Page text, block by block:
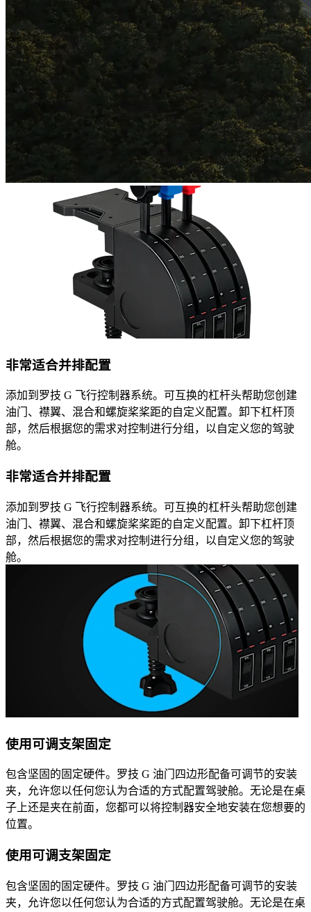
非常适合并排配置
添加到罗技 G 飞行控制器系统。可互换的杠杆头帮助您创建
油门、襟翼、混合和螺旋桨桨距的自定义配置。卸下杠杆顶
部，然后根据您的需求对控制进行分组，以自定义您的驾驶
舱。
非常适合并排配置
添加到罗技 G 飞行控制器系统。可互换的杠杆头帮助您创建
油门、襟翼、混合和螺旋桨桨距的自定义配置。卸下杠杆顶
部，然后根据您的需求对控制进行分组，以自定义您的驾驶
舱。
使用可调支架固定
包含坚固的固定硬件。罗技 G 油门四边形配备可调节的安装
夹，允许您以任何您认为合适的方式配置驾驶舱。无论是在桌
子上还是夹在前面，您都可以将控制器安全地安装在您想要的
位置。
使用可调支架固定
包含坚固的固定硬件。罗技 G 油门四边形配备可调节的安装
夹，允许您以任何您认为合适的方式配置驾驶舱。无论是在桌